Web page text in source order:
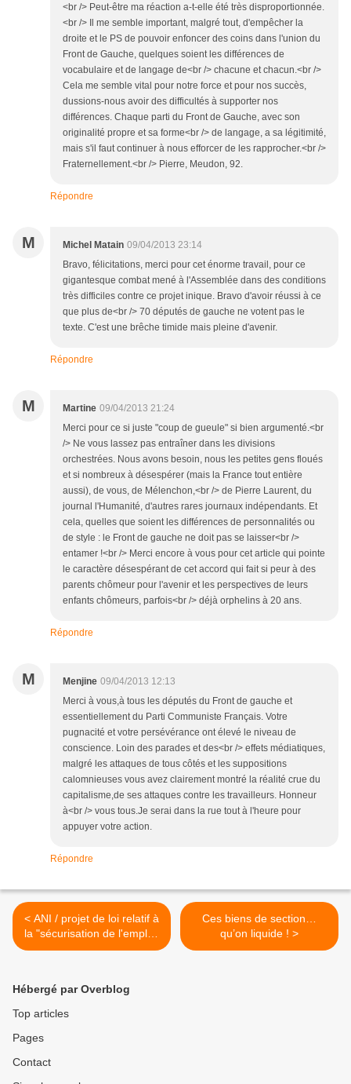
<br /> Peut-être ma réaction a-t-elle été très disproportionnée.
<br /> Il me semble important, malgré tout, d'empêcher la
droite et le PS de pouvoir enfoncer des coins dans l'union du
Front de Gauche, quelques soient les différences de
vocabulaire et de langage de<br /> chacune et chacun.<br />
Cela me semble vital pour notre force et pour nos succès,
dussions-nous avoir des difficultés à supporter nos
différences. Chaque parti du Front de Gauche, avec son
originalité propre et sa forme<br /> de langage, a sa légitimité,
mais s'il faut continuer à nous efforcer de les rapprocher.<br />
Fraternellement.<br /> Pierre, Meudon, 92.
Répondre
M Michel Matain 09/04/2013 23:14
Bravo, félicitations, merci pour cet énorme travail, pour ce
gigantesque combat mené à l'Assemblée dans des conditions
très difficiles contre ce projet inique. Bravo d'avoir réussi à ce
que plus de<br /> 70 députés de gauche ne votent pas le
texte. C'est une brêche timide mais pleine d'avenir.
Répondre
M Martine 09/04/2013 21:24
Merci pour ce si juste "coup de gueule" si bien argumenté.<br
/> Ne vous lassez pas entraîner dans les divisions
orchestrées. Nous avons besoin, nous les petites gens floués
et si nombreux à désespérer (mais la France tout entière
aussi), de vous, de Mélenchon,<br /> de Pierre Laurent, du
journal l'Humanité, d'autres rares journaux indépendants. Et
cela, quelles que soient les différences de personnalités ou
de style : le Front de gauche ne doit pas se laisser<br />
entamer !<br /> Merci encore à vous pour cet article qui pointe
le caractère désespérant de cet accord qui fait si peur à des
parents chômeur pour l'avenir et les perspectives de leurs
enfants chômeurs, parfois<br /> déjà orphelins à 20 ans.
Répondre
M Menjine 09/04/2013 12:13
Merci à vous,à tous les députés du Front de gauche et
essentiellement du Parti Communiste Français. Votre
pugnacité et votre persévérance ont élevé le niveau de
conscience. Loin des parades et des<br /> effets médiatiques,
malgré les attaques de tous côtés et les suppositions
calomnieuses vous avez clairement montré la réalité crue du
capitalisme,de ses attaques contre les travailleurs. Honneur
à<br /> vous tous.Je serai dans la rue tout à l'heure pour
appuyer votre action.
Répondre
< ANI / projet de loi relatif à
la "sécurisation de l'emploi"
: intervention générale
Ces biens de section…
qu’on liquide ! >
Hébergé par Overblog
Top articles
Pages
Contact